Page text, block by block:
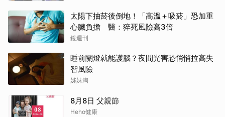
太陽下抽菸後倒地！「高溫＋吸菸」恐加重
心臟負擔 醫：猝死風險高3倍
鏡週刊
睡前關燈就能護腦？夜間光害恐悄悄拉高失
智風險
姊妹淘
8月8日 父親節
Heho健康